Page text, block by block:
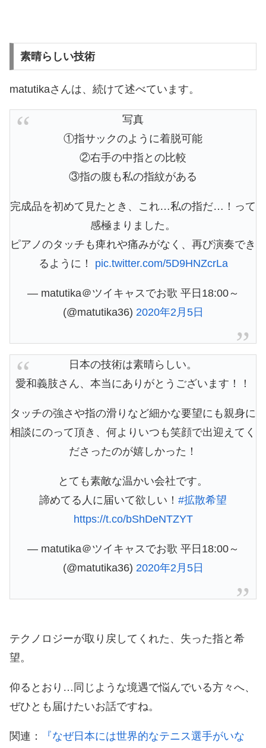
素晴らしい技術
matutikaさんは、続けて述べています。
写真
①指サックのように着脱可能
②右手の中指との比較
③指の腹も私の指紋がある
完成品を初めて見たとき、これ…私の指だ…！って
感極まりました。
ピアノのタッチも痺れや痛みがなく、再び演奏でき
るように！ pic.twitter.com/5D9HNZcrLa
— matutika＠ツイキャスでお歌 平日18:00～
(@matutika36) 2020年2月5日
日本の技術は素晴らしい。
愛和義肢さん、本当にありがとうございます！！
タッチの強さや指の滑りなど細かな要望にも親身に
相談にのって頂き、何よりいつも笑顔で出迎えてく
ださったのが嬉しかった！
とても素敵な温かい会社です。
諦めてる人に届いて欲しい！ #拡散希望
https://t.co/bShDeNTZYT
— matutika＠ツイキャスでお歌 平日18:00～
(@matutika36) 2020年2月5日
テクノロジーが取り戻してくれた、失った指と希
望。
仰るとおり…同じような境遇で悩んでいる方々へ、
ぜひとも届けたいお話ですね。
関連： 『なぜ日本には世界的なテニス選手がいな